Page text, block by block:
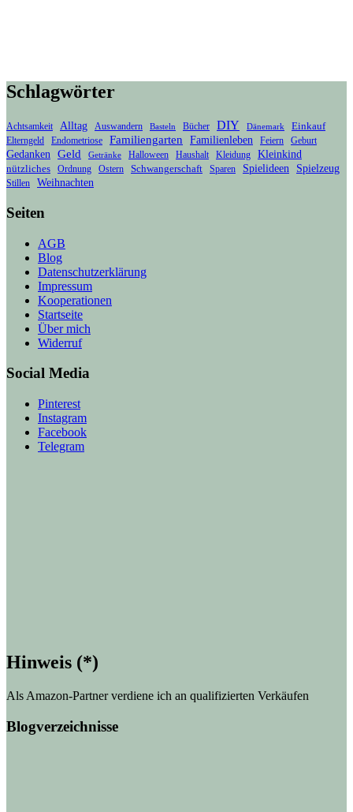
Schlagwörter
Achtsamkeit Alltag Auswandern Basteln Bücher DIY Dänemark Einkauf
Elterngeld Endometriose Familiengarten Familienleben Feiern Geburt
Gedanken Geld Getränke Halloween Haushalt Kleidung Kleinkind
nützliches Ordnung Ostern Schwangerschaft Sparen Spielideen Spielzeug
Stillen Weihnachten
Seiten
AGB
Blog
Datenschutzerklärung
Impressum
Kooperationen
Startseite
Über mich
Widerruf
Social Media
Pinterest
Instagram
Facebook
Telegram
Hinweis (*)
Als Amazon-Partner verdiene ich an qualifizierten Verkäufen
Blogverzeichnisse